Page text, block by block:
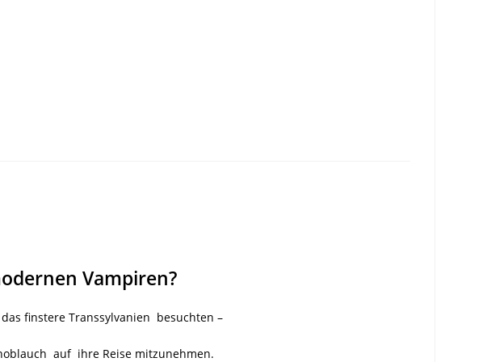
Vampiren?
finstere Transsylvanien besuchten –
auf ihre Reise mitzunehmen.